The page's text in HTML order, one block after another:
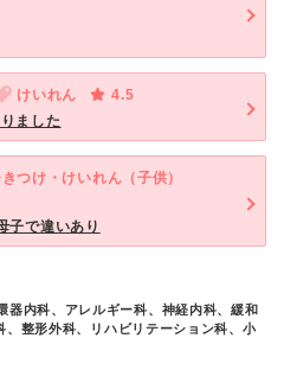
けいれん
4.5
ました
つけ・けいれん（子供）
子で違いあり
器内科、アレルギー科、神経内科、緩和
整形外科、リハビリテーション科、小